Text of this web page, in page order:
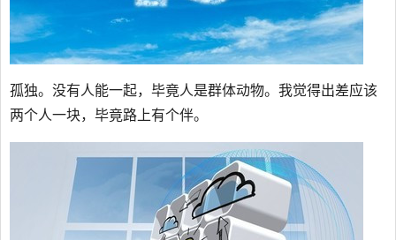
孤独。没有人能一起，毕竟人是群体动物。我觉得出差应该
两个人一块，毕竟路上有个伴。